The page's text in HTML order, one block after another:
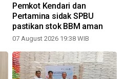
Pemkot Kendari dan
Pertamina sidak SPBU
pastikan stok BBM aman
07 August 2026 19:38 WIB